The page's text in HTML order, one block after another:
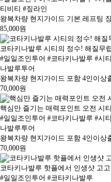
티비티 #짚라인
왕복차량 현지가이드 기본 레프팅
85,000원
코타키나발루 시티의 정수! 해질무
#일일조인투어 #코타키나발루 #시
나발루투어
왕복차량 현지가이드 포함 4인이상
70,000원
핵심만 즐기는 매력포인트 오전 시
#일일조인투어 #코타키나발루 #시
나발루투어
왕복차량 현지가이드 포함 4인이상
70,000원
코타키나발루 핫플에서 인생샷 고
#일일조인투어 #코타키나발루